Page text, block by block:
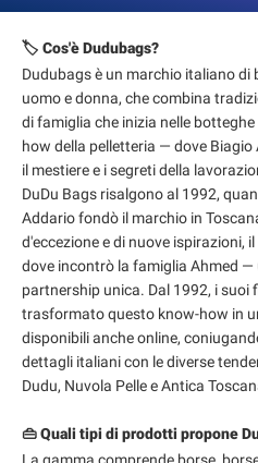
🏷️ Cos'è Dudubags?
Dudubags è un marchio italiano di
uomo e donna, che combina
di famiglia che inizia nelle
how della pelletteria — dove
il mestiere e i segreti della lavorazione del
DuDu Bags risalgono al 1992,
Addario fondò il marchio in
d'eccezione e di nuove ispirazioni,
dove incontrò la famiglia Ahmed
partnership unica. Dal 1992, i suoi figli Enrica e Paolo hanno
trasformato questo know-how in
disponibili anche online,
dettagli italiani con le diverse
Dudu, Nuvola Pelle e Antica
👜 Quali tipi di prodotti propone